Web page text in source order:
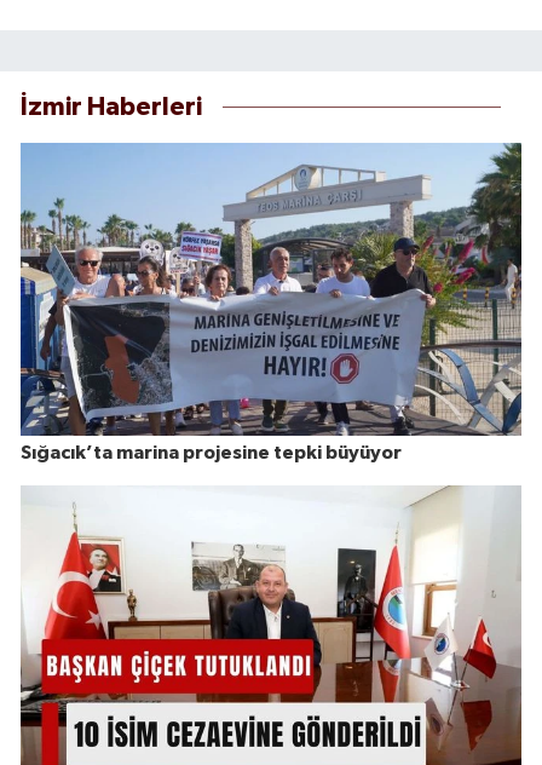
İzmir Haberleri
Sığacık’ta marina projesine tepki büyüyor